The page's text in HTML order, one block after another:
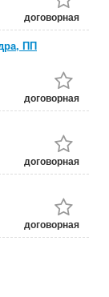
договорная
ПП
договорная
договорная
договорная